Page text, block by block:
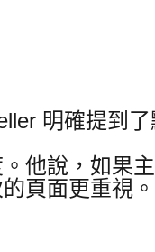
明確提到了
他說，如果
頁面更重視。